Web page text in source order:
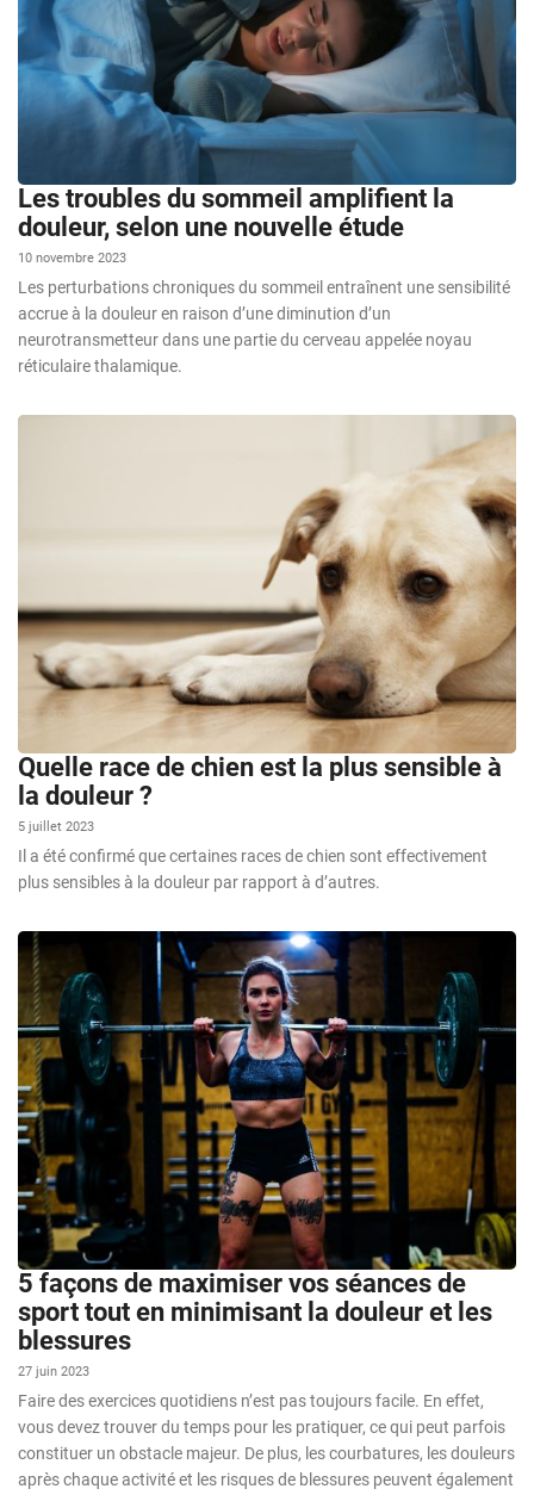
Les troubles du sommeil amplifient la
douleur, selon une nouvelle étude
10 novembre 2023
Les perturbations chroniques du sommeil entraînent une sensibilité
accrue à la douleur en raison d’une diminution d’un
neurotransmetteur dans une partie du cerveau appelée noyau
réticulaire thalamique.
Quelle race de chien est la plus sensible à
la douleur ?
5 juillet 2023
Il a été confirmé que certaines races de chien sont effectivement
plus sensibles à la douleur par rapport à d’autres.
5 façons de maximiser vos séances de
sport tout en minimisant la douleur et les
blessures
27 juin 2023
Faire des exercices quotidiens n’est pas toujours facile. En effet,
vous devez trouver du temps pour les pratiquer, ce qui peut parfois
constituer un obstacle majeur. De plus, les courbatures, les douleurs
après chaque activité et les risques de blessures peuvent également